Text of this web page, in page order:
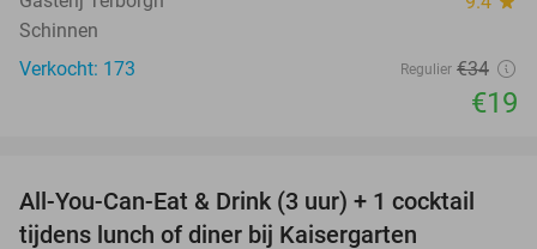
Schinnen
Verkocht: 173
Regulier €34
€19
33%
All-You-Can-Eat & Drink (3 uur) + 1 cocktail
tijdens lunch of diner bij Kaisergarten